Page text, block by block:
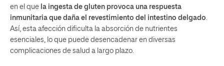
en el que la ingesta de gluten provoca una respuesta
inmunitaria que daña el revestimiento del intestino delgado
Así, esta afección dificulta la absorción de nutrientes
esenciales, lo que puede desencadenar en diversas
complicaciones de salud a largo plazo.